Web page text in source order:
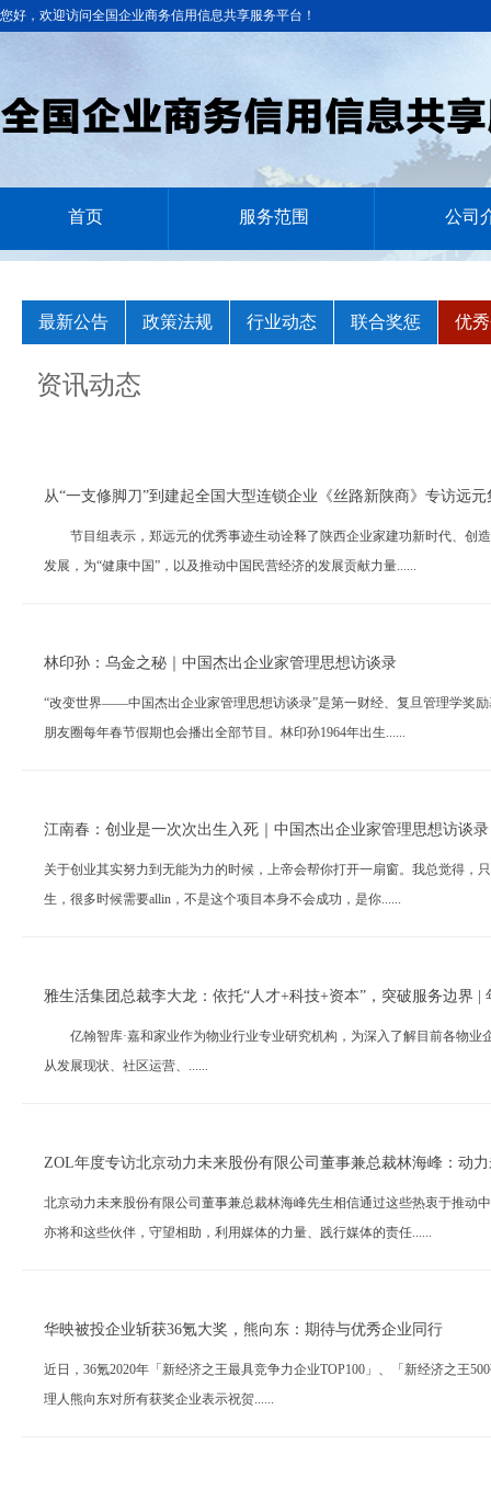
您好，欢迎访问全国企业商务信用信息共享服务平台！
首页 服务范围 公司
最新公告 政策法规 行业动态 联合奖惩 优
资讯动态
从“一支修脚刀”到建起全国大型连锁企业《丝路新陕商》专访远
节目组表示，郑远元的优秀事迹生动诠释了陕西企业家建功新时代、创造
发展，为“健康中国”，以及推动中国民营经济的发展贡献力量......
林印孙：乌金之秘｜中国杰出企业家管理思想访谈录
“改变世界——中国杰出企业家管理思想访谈录”是第一财经、复旦管理学奖
朋友圈每年春节假期也会播出全部节目。林印孙1964年出生......
江南春：创业是一次次出生入死｜中国杰出企业家管理思想访谈录
关于创业其实努力到无能为力的时候，上帝会帮你打开一扇窗。我总觉得
生，很多时候需要allin，不是这个项目本身不会成功，是你......
雅生活集团总裁李大龙：依托“人才+科技+资本”，突破服务边界 |
亿翰智库·嘉和家业作为物业行业专业研究机构，为深入了解目前各物业
从发展现状、社区运营、......
ZOL年度专访北京动力未来股份有限公司董事兼总裁林海峰：动
北京动力未来股份有限公司董事兼总裁林海峰先生相信通过这些热衷于推动
亦将和这些伙伴，守望相助，利用媒体的力量、践行媒体的责任......
华映被投企业斩获36氪大奖，熊向东：期待与优秀企业同行
近日，36氪2020年「新经济之王最具竞争力企业TOP100」、「新经济之王
理人熊向东对所有获奖企业表示祝贺......